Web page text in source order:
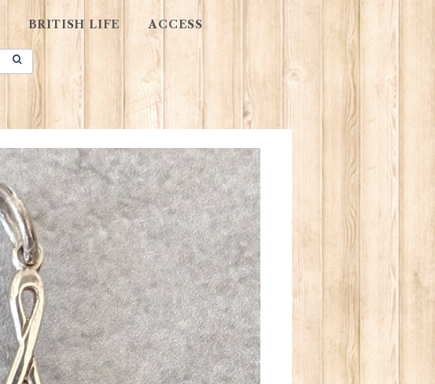
BRITISH LIFE ACCESS